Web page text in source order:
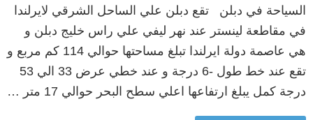
السياحة في دبلن تقع دبلن علي الساحل الشرقي لايرلندا
في مقاطعة لينستر عند نهر ليفي علي راس خليج دبلن و
هي عاصمة دولة ايرلندا تبلغ مساحتها حوالي 114 كم مربع و
تقع عند خط طول -6 درجة و عند خطي عرض 33 الي 53
درجة كمل يبلغ ارتفاعها اعلي سطح البحر حوالي 17 متر …